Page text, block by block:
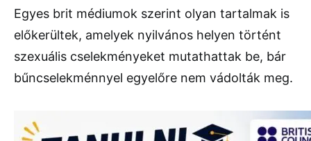
Egyes brit médiumok szerint olyan tartalmak is
előkerültek, amelyek nyilvános helyen történt
szexuális cselekményeket mutathattak be, bár
bűncselekménnyel egyelőre nem vádolták meg.